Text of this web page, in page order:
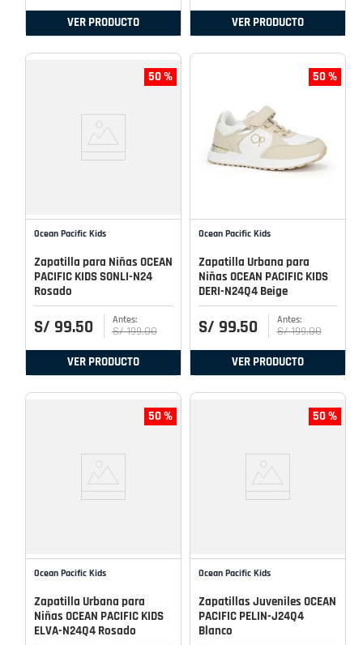
VER PRODUCTO VER PRODUCTO
50 %
Ocean Pacific Kids
Zapatilla para Niñas OCEAN
PACIFIC KIDS SONLI-N24
Rosado
S/ 99.50 S/ 199.00
VER PRODUCTO
50 %
Ocean Pacific Kids
Zapatilla Urbana para
Niñas OCEAN PACIFIC KIDS
DERI-N24Q4 Beige
S/ 99.50 S/ 199.00
VER PRODUCTO
50 %
Ocean Pacific Kids
Zapatilla Urbana para
Niñas OCEAN PACIFIC KIDS
ELVA-N24Q4 Rosado
50 %
Ocean Pacific Kids
Zapatillas Juveniles OCEAN
PACIFIC PELIN-J24Q4
Blanco